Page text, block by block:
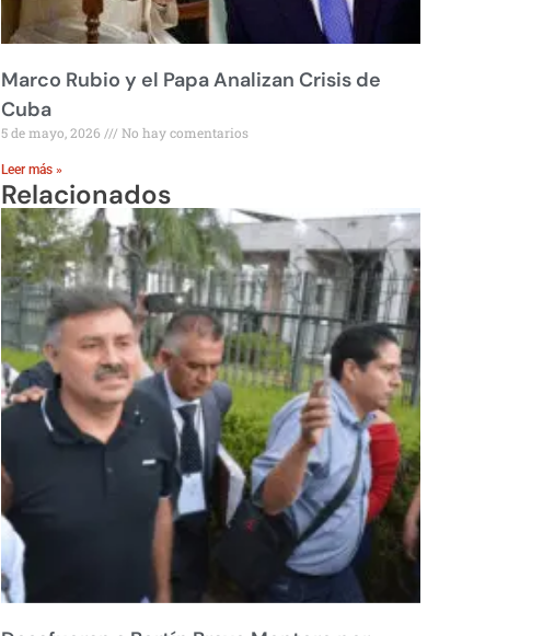
Marco Rubio y el Papa Analizan Crisis de
Cuba
5 de mayo, 2026 No hay comentarios
Leer más »
Relacionados